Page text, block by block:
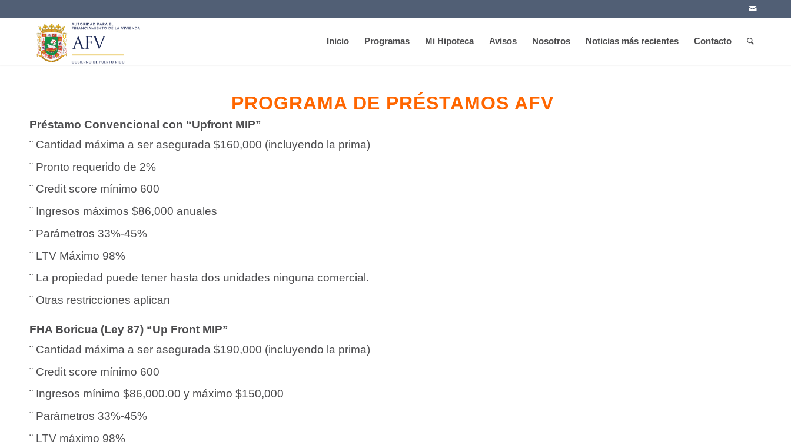
Inicio Programas Mi Hipoteca Avisos Nosotros Noticias más recientes Contacto
PROGRAMA DE PRÉSTAMOS AFV
Préstamo Convencional con “Upfront MIP”
¨ Cantidad máxima a ser asegurada $160,000 (incluyendo la prima)
¨ Pronto requerido de 2%
¨ Credit score mínimo 600
¨ Ingresos máximos $86,000 anuales
¨ Parámetros 33%-45%
¨ LTV Máximo 98%
¨ La propiedad puede tener hasta dos unidades ninguna comercial.
¨ Otras restricciones aplican
FHA Boricua (Ley 87) “Up Front MIP”
¨ Cantidad máxima a ser asegurada $190,000 (incluyendo la prima)
¨ Credit score mínimo 600
¨ Ingresos mínimo $86,000.00 y máximo $150,000
¨ Parámetros 33%-45%
¨ LTV máximo 98%